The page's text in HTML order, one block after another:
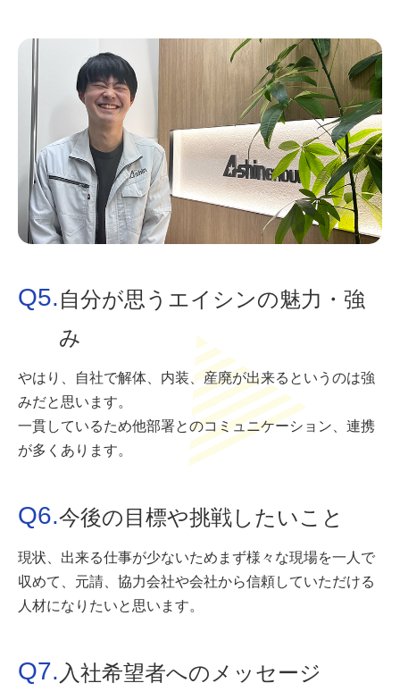
Q5.自分が思うエイシンの魅力・強
み
やはり、自社で解体、内装、産廃が出来るというのは強
みだと思います。
一貫しているため他部署とのコミュニケーション、連携
が多くあります。
Q6.今後の目標や挑戦したいこと
現状、出来る仕事が少ないためまず様々な現場を一人で
収めて、元請、協力会社や会社から信頼していただける
人材になりたいと思います。
Q7.入社希望者へのメッセージ